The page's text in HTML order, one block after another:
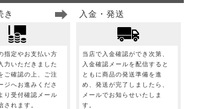
き
指定やお支払い方
力いただきました
ご確認の上、ご注
ジへお進みくださ
り受付確認メール
されます。
入金・発送
当店で入金確認ができ次第、
入金確認メールを配信すると
ともに商品の発送準備を進
め、発送が完了しましたら、
メールでお知らせいたしま
す。